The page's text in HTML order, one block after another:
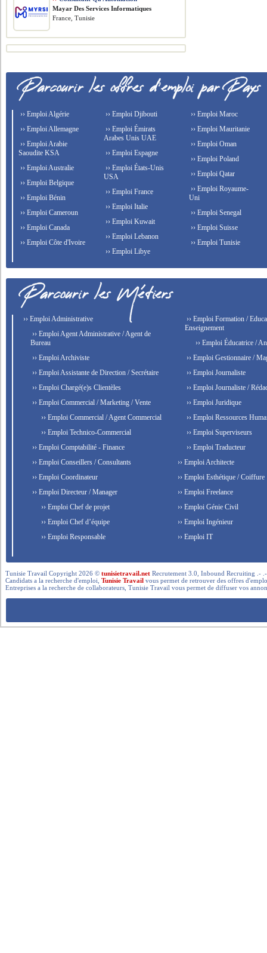
Mayar Des Services Informatiques
France, Tunisie
›› Emploi Algérie
›› Emploi Allemagne
›› Emploi Arabie
Saoudite KSA
›› Emploi Australie
›› Emploi Belgique
›› Emploi Bénin
›› Emploi Cameroun
›› Emploi Canada
›› Emploi Côte d'Ivoire
›› Emploi Djibouti
›› Emploi Émirats
Arabes Unis UAE
›› Emploi Espagne
›› Emploi États-Unis
USA
›› Emploi France
›› Emploi Italie
›› Emploi Kuwait
›› Emploi Lebanon
›› Emploi Libye
›› Emploi Maroc
›› Emploi Mauritanie
›› Emploi Oman
›› Emploi Poland
›› Emploi Qatar
›› Emploi Royaume-
Uni
›› Emploi Senegal
›› Emploi Suisse
›› Emploi Tunisie
›› Emploi Administrative
›› Emploi Agent Administrative / Agent de
Bureau
›› Emploi Archiviste
›› Emploi Assistante de Direction / Secrétaire
›› Emploi Chargé(e)s Clientèles
›› Emploi Commercial / Marketing / Vente
›› Emploi Commercial / Agent Commercial
›› Emploi Technico-Commercial
›› Emploi Comptabilité - Finance
›› Emploi Conseillers / Consultants
›› Emploi Coordinateur
›› Emploi Directeur / Manager
›› Emploi Chef de projet
›› Emploi Chef d’équipe
›› Emploi Responsable
›› Emploi Formation /
Enseignement
›› Emploi Éducatrice /
›› Emploi Gestionnaire /
›› Emploi Journaliste
›› Emploi Journaliste /
›› Emploi Juridique
›› Emploi Ressources
›› Emploi Superviseurs
›› Emploi Traducteur
›› Emploi Architecte
›› Emploi Esthétique / Coiffure
›› Emploi Freelance
›› Emploi Génie Civil
›› Emploi Ingénieur
›› Emploi IT
Tunisie Travail Copyright 2026 ©tunisietravail.net Recrutement 3.0, Inbound Recruiting .-
Candidats a la recherche d'emploi,Tunisie Travail vous permet de retrouver des offres
Entreprises a la recherche de collaborateurs, Tunisie Travail vous permet de diffuser vos